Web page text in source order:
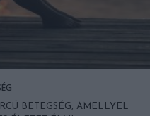
BETEGSÉG, AMELLYEL